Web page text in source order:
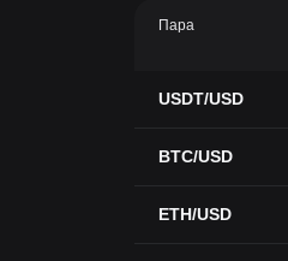
Пара
USDT/USD
BTC/USD
ETH/USD